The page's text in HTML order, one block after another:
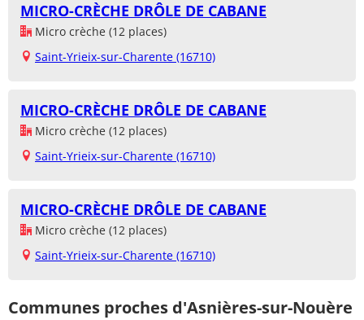
MICRO-CRÈCHE DRÔLE DE CABANE
Micro crèche (12 places)
Saint-Yrieix-sur-Charente (16710)
MICRO-CRÈCHE DRÔLE DE CABANE
Micro crèche (12 places)
Saint-Yrieix-sur-Charente (16710)
MICRO-CRÈCHE DRÔLE DE CABANE
Micro crèche (12 places)
Saint-Yrieix-sur-Charente (16710)
Communes proches d'Asnières-sur-Nouère